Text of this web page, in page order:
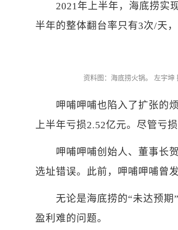
2021年上半年，海底捞实现
半年的整体翻台率只有3次/天
资料图：海底捞火锅。 左宇坤
呷哺呷哺也陷入了扩张的烦
上半年亏损2.52亿元。尽管亏
呷哺呷哺创始人、董事长贺
选址错误。此前，呷哺呷哺曾
无论是海底捞的“未达预期”
盈利难的问题。